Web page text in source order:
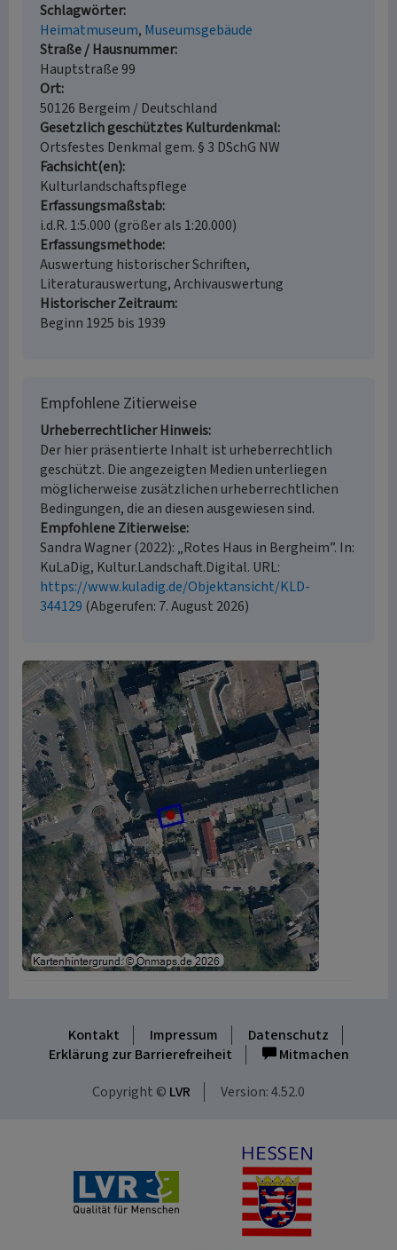
Schlagwörter
Heimatmuseum Museumsgebäude
Straße / Hausnummer
Hauptstraße 99
Ort
50126 Bergeim / Deutschland
Gesetzlich geschütztes Kulturdenkmal
Ortsfestes Denkmal gem. § 3 DSchG NW
Fachsicht(en)
Kulturlandschaftspflege
Erfassungsmaßstab
i.d.R. 1:5.000 (größer als 1:20.000)
Erfassungsmethode
Auswertung historischer Schriften,
Literaturauswertung, Archivauswertung
Historischer Zeitraum
Beginn 1925 bis 1939
Empfohlene Zitierweise
Urheberrechtlicher Hinweis
Der hier präsentierte Inhalt ist urheberrechtlich
geschützt. Die angezeigten Medien unterliegen
möglicherweise zusätzlichen urheberrechtlichen
Bedingungen, die an diesen ausgewiesen sind.
Empfohlene Zitierweise
Sandra Wagner (2022): „Rotes Haus in Bergheim”. In:
KuLaDig, Kultur.Landschaft.Digital. URL:
https://www.kuladig.de/Objektansicht/KLD-
344129 (Abgerufen: 7. August 2026)
Kontakt Impressum
Datenschutz
Erklärung zur Barrierefreiheit
Mitmachen
Copyright © LVR Version: 4.52.0